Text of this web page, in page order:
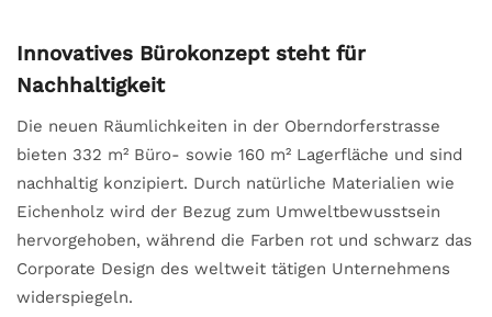
Innovatives Bürokonzept steht für
Nachhaltigkeit
Die neuen Räumlichkeiten in der Oberndorferstrasse
bieten 332 m² Büro- sowie 160 m² Lagerfläche und sind
nachhaltig konzipiert. Durch natürliche Materialien wie
Eichenholz wird der Bezug zum Umweltbewusstsein
hervorgehoben, während die Farben rot und schwarz das
Corporate Design des weltweit tätigen Unternehmens
widerspiegeln.